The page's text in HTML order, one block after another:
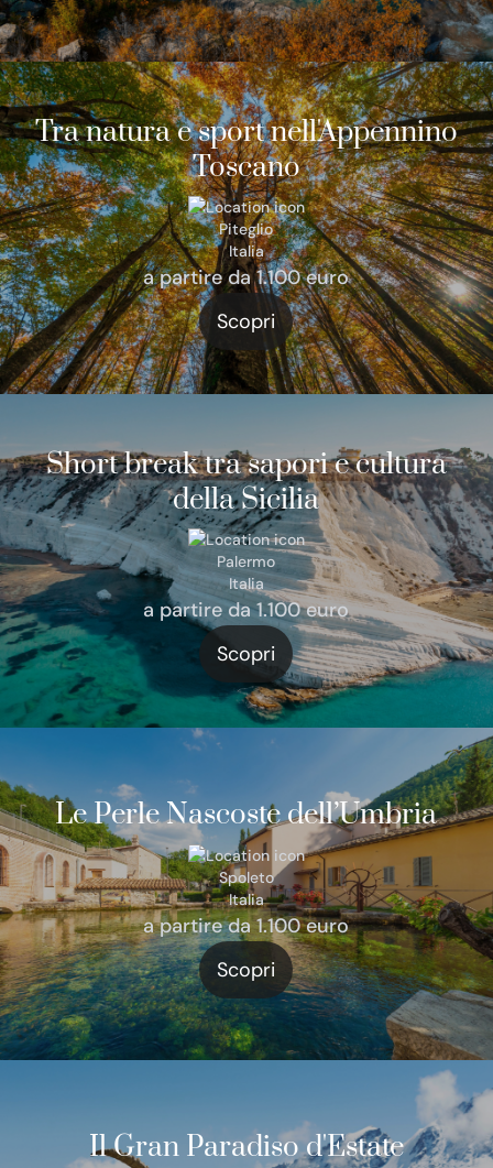
Tra natura e sport nell'Appennino
Toscano
Piteglio
Italia
a partire da 1.100 euro
Scopri
Short break tra sapori e cultura
della Sicilia
Palermo
Italia
a partire da 1.100 euro
Scopri
Le Perle Nascoste dell’Umbria
Spoleto
Italia
a partire da 1.100 euro
Scopri
Il Gran Paradiso d'Estate